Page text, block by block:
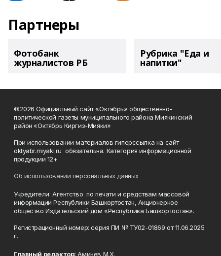
Партнеры
Фотобанк
журналистов РБ
Рубрика "Еда и
напитки"
©2026 Официальный сайт «Октябрь» общественно-
политической газеты муниципального района Миякинский
район «Октябрь Киргиз-Мияки»
При использовании материалов гиперссылка на сайт
oktyabr.miyaki.ru обязательна. Категория информационной
продукции 12+
Об использовании персональных данных
Учредители: Агентство по печати и средствам массовой
информации Республики Башкортостан, Акционерное
общество Издательский дом «Республика Башкортостан».
Регистрационный номер: серия ПИ № ТУ02-01869 от 11.06.2025
г.
Главный редактор: Аминев М.Х.